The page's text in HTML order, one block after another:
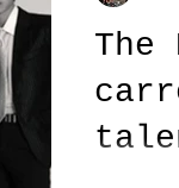
The